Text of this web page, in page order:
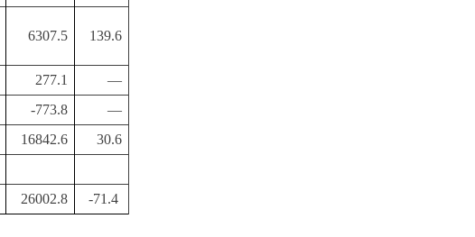
6307.5 139.6
277.1
—
-773.8
—
16842.6
30.6
26002.8
-71.4